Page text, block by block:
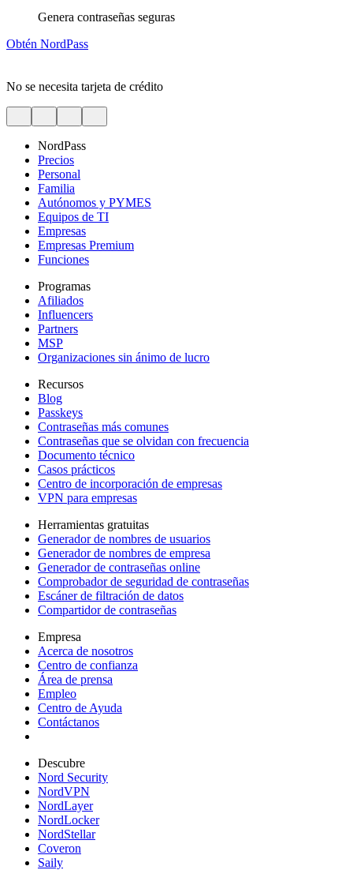
Genera contraseñas seguras
Obtén NordPass
No se necesita tarjeta de crédito
NordPass
Precios
Personal
Familia
Autónomos y PYMES
Equipos de TI
Empresas
Empresas Premium
Funciones
Programas
Afiliados
Influencers
Partners
MSP
Organizaciones sin ánimo de lucro
Recursos
Blog
Passkeys
Contraseñas más comunes
Contraseñas que se olvidan con frecuencia
Documento técnico
Casos prácticos
Centro de incorporación de empresas
VPN para empresas
Herramientas gratuitas
Generador de nombres de usuarios
Generador de nombres de empresa
Generador de contraseñas online
Comprobador de seguridad de contraseñas
Escáner de filtración de datos
Compartidor de contraseñas
Empresa
Acerca de nosotros
Centro de confianza
Área de prensa
Empleo
Centro de Ayuda
Contáctanos
Descubre
Nord Security
NordVPN
NordLayer
NordLocker
NordStellar
Coveron
Saily